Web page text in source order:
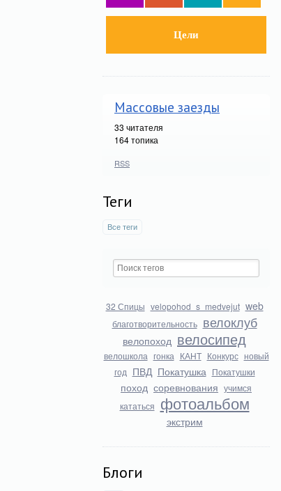
Цели
Массовые заезды
33 читателя
164 топика
RSS
Теги
Все теги
32 Спицы velopohod_s_medvejut web
благотворительность велоклуб
велопоход велосипед
велошкола гонка КАНТ Конкурс новый
год ПВД Покатушка Покатушки
поход соревнования учимся
кататься фотоальбом
экстрим
Блоги